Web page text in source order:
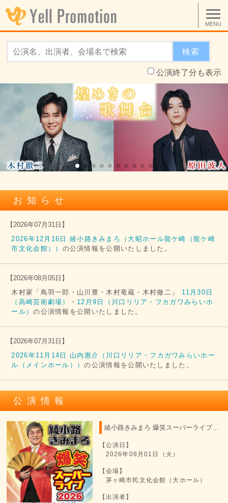
MENU
検索
公演終了分も表示
お知らせ
【 2026年07月31日 】
2026年12月16日 綾小路きみまろ（大昭ホール龍ケ崎（龍ケ崎
市文化会館）） の公演情報を公開いたしました。
【 2026年08月05日 】
木村家「鳥羽一郎・山川豊・木村竜蔵・木村徹二」 11月30日
（高崎芸術劇場）
・ 12月9日（川口リリア・フカガワみらいホ
ール）の公演情報を公開いたしました。
【 2026年07月31日 】
2026年11月14日 山内惠介（川口リリア・フカガワみらいホー
ル（メインホール））の公演情報を公開いたしました。
公演情報
綾小路きみまろ 爆笑スーパーライブ 2026
【公演日】
2026年09月01日（火）
【会場】
茅ヶ崎市民文化会館（大ホール）
【出演者】